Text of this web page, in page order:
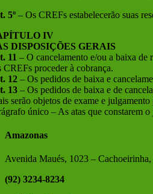
5º – Os CREFs estabelecerão suas
IV
DISPOSIÇÕES GERAIS
11 – O cancelamento e/ou a baixa de
CREFs proceder à cobrança.
12 – Os pedidos de baixa e
13 – Os pedidos de baixa e de
serão objetos de exame e
único – As atas que constarem
Amazonas
Avenida Maués, 1023 –
(92) 3234-8234